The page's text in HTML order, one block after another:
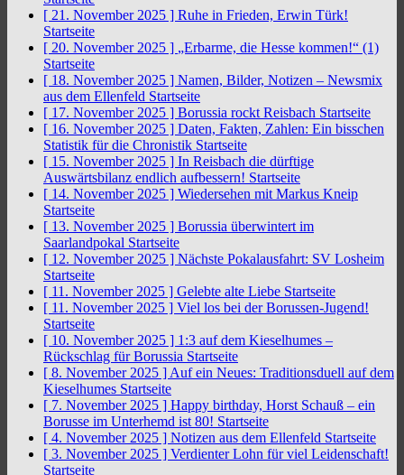
[ 21. November 2025 ] Ruhe in Frieden, Erwin Türk!
Startseite
[ 20. November 2025 ] „Erbarme, die Hesse kommen!“ (1)
Startseite
[ 18. November 2025 ] Namen, Bilder, Notizen – Newsmix
aus dem Ellenfeld Startseite
[ 17. November 2025 ] Borussia rockt Reisbach Startseite
[ 16. November 2025 ] Daten, Fakten, Zahlen: Ein bisschen
Statistik für die Chronistik Startseite
[ 15. November 2025 ] In Reisbach die dürftige
Auswärtsbilanz endlich aufbessern! Startseite
[ 14. November 2025 ] Wiedersehen mit Markus Kneip
Startseite
[ 13. November 2025 ] Borussia überwintert im
Saarlandpokal Startseite
[ 12. November 2025 ] Nächste Pokalausfahrt: SV Losheim
Startseite
[ 11. November 2025 ] Gelebte alte Liebe Startseite
[ 11. November 2025 ] Viel los bei der Borussen-Jugend!
Startseite
[ 10. November 2025 ] 1:3 auf dem Kieselhumes –
Rückschlag für Borussia Startseite
[ 8. November 2025 ] Auf ein Neues: Traditionsduell auf dem
Kieselhumes Startseite
[ 7. November 2025 ] Happy birthday, Horst Schauß – ein
Borusse im Unterhemd ist 80! Startseite
[ 4. November 2025 ] Notizen aus dem Ellenfeld Startseite
[ 3. November 2025 ] Verdienter Lohn für viel Leidenschaft!
Startseite